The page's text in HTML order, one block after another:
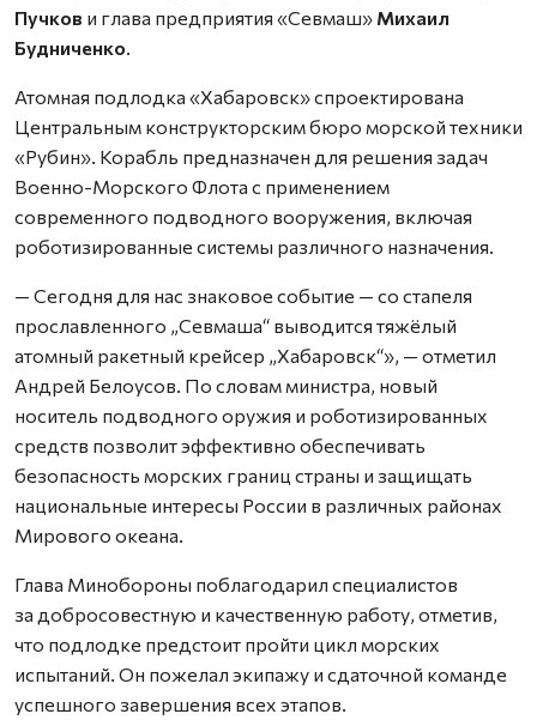
Пучков и глава предприятия «Севмаш» Михаил
Будниченко
Атомная подлодка «Хабаровск» спроектирована
Центральным конструкторским бюро морской техники
«Рубин». Корабль предназначен для решения задач
Военно-Морского Флота с применением
современного подводного вооружения, включая
роботизированные системы различного назначения.
— Сегодня для нас знаковое событие — со стапеля
прославленного „Севмаша“ выводится тяжёлый
атомный ракетный крейсер „Хабаровск“», — отметил
Андрей Белоусов. По словам министра, новый
носитель подводного оружия и роботизированных
средств позволит эффективно обеспечивать
безопасность морских границ страны и защищать
национальные интересы России в различных районах
Мирового океана.
Глава Минобороны поблагодарил специалистов
за добросовестную и качественную работу, отметив,
что подлодке предстоит пройти цикл морских
испытаний. Он пожелал экипажу и сдаточной команде
успешного завершения всех этапов.